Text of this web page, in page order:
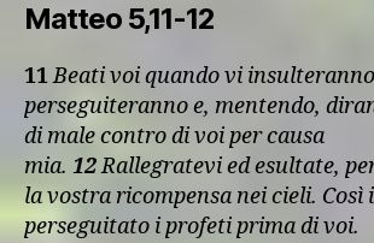
Matteo 5,11-12
11Beati voi quando vi
perseguiteranno e, mentendo,
di male contro di voi per causa
mia. 12Rallegratevi ed esultate,
la vostra ricompensa nei cieli.
perseguitato i profeti prima di voi.